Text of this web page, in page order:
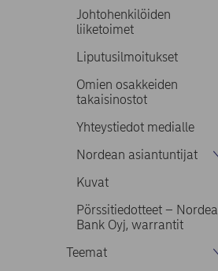
Johtohenkilöiden
liiketoimet
Liputusilmoitukset
Omien osakkeiden
takaisinostot
Yhteystiedot medialle
Nordean asiantuntijat
Kuvat
Pörssitiedotteet – Nordea
Bank Oyj, warrantit
Teemat